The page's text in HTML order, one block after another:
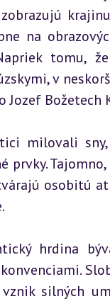
na
tomu,
v
Božetech
milovali sny,
osobitú
hrdina
silných